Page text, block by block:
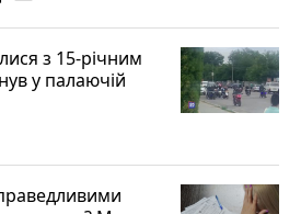
з 15-річним
у палаючій